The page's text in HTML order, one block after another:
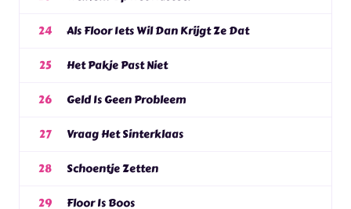
24 Als Floor Iets Wil Dan Krijgt Ze Dat
25 Het Pakje Past Niet
26 Geld Is Geen Probleem
27 Vraag Het Sinterklaas
28 Schoentje Zetten
29 Floor Is Boos